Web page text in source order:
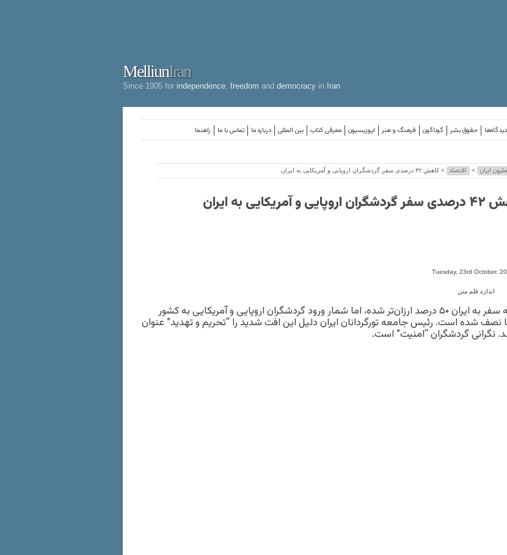
MelliunIran
Since 1905 for independence freedom and democracy in Iran
راهنما تماس با ما درباره ما بین المللی معرفی کتاب اپوزیسیون فرهنگ و هنر گوناگون حقوق بشر دیدگاه‌ها
ایران > اقتصاد > کاهش ۴۲ درصدی سفر گردشگران اروپایی و آمریکایی به ایران
و آمریکایی به ایران
Tuesday, 23rd October,
اندازه قلم متن
هزینه سفر به ایران ۵۰ درصد ارزان‌تر شده، اما شمار ورود گردشگران اروپایی و آمریکایی به کشور
نصف شده است. رئیس جامعه تورگردانان ایران دلیل این افت شدید را “تحریم و تهدید” عنوان
نگرانی گردشگران “امنیت” است.